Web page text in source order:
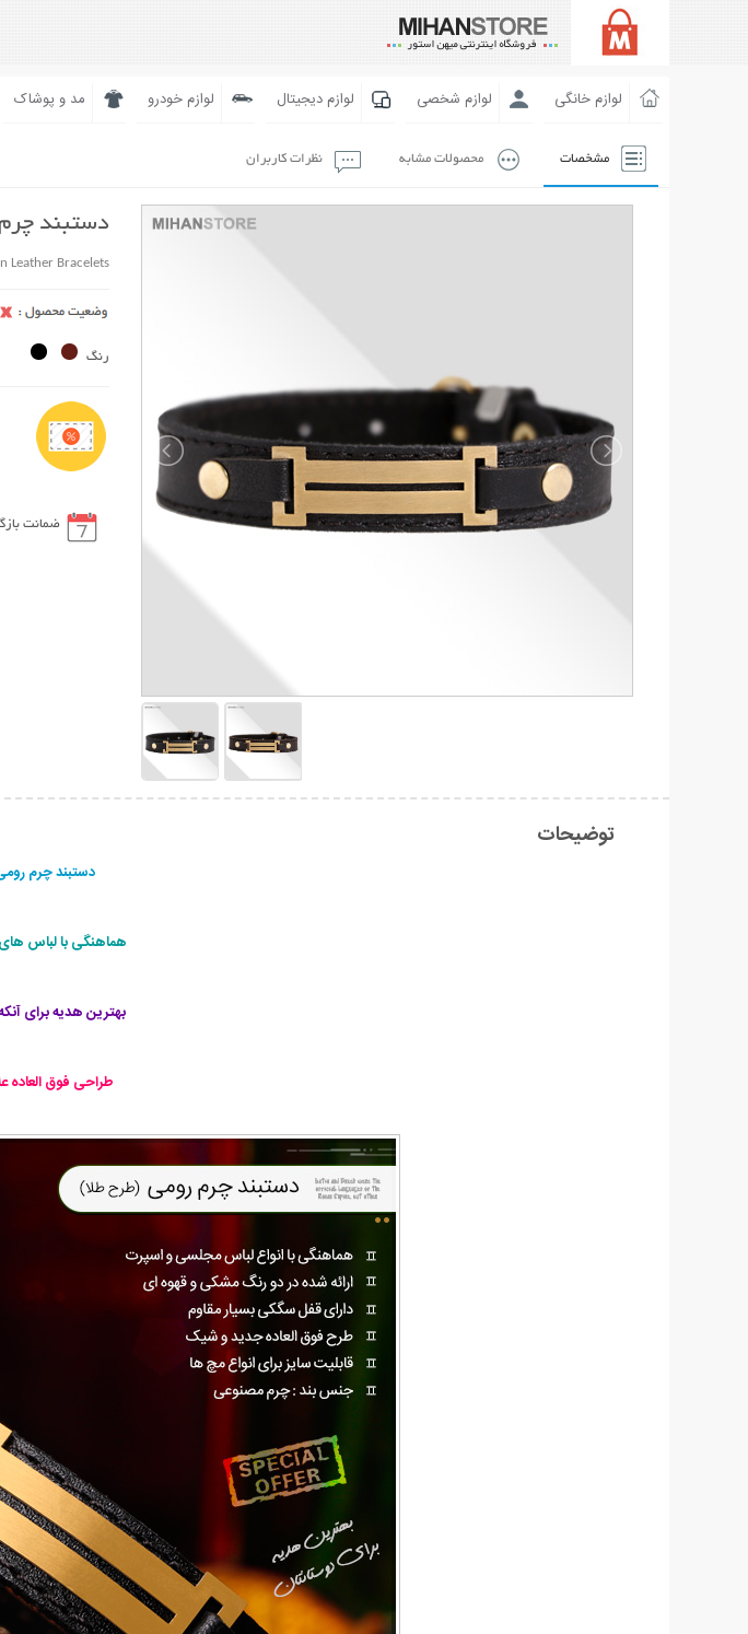
لوازم خانگی لوازم شخصی لوازم دیجیتال لوازم خودرو مد و پوشاک
مشخصات محصولات مشابه نظرات کاربران
دستبند
Leather Bracelets
رنگ
ضمانت
توضیحات
دستبند چرم
هماهنگی با لباس
بهترین هدیه برای
طراحی فوق العاده